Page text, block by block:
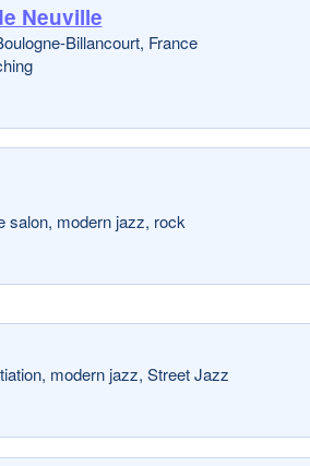
Neuville
Billancourt, France
salon, modern jazz, rock
modern jazz, Street Jazz